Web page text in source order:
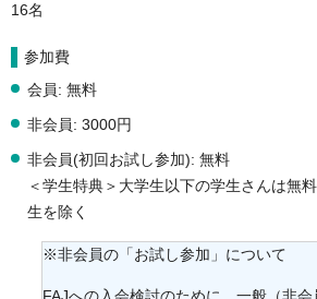
16名
参加費
会員: 無料
非会員: 3000円
非会員(初回お試し参加): 無料
＜学生特典＞大学生以下の学生さんは
生を除く
※非会員の「お試し参加」について